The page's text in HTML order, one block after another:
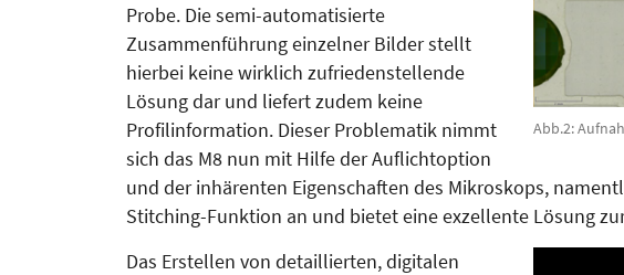
Abb.2:
Probe. Die semi-automatisierte
Zusammenführung einzelner Bilder stellt
hierbei keine wirklich zufrieden­stellende
Lösung dar und liefert zudem keine
Profilinformation. Dieser Problematik nimmt
sich das M8 nun mit Hilfe der Auflichtoption
und der inhärenten Eigenschaften des Mikro­skops,
Stitching-Fun­ktion an und bietet eine exzellente Lösung
Das Erstellen von detaillierten, digitalen